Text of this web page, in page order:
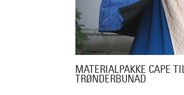
MATERIALPAKKE CAPE TIL
TRØNDERBUNAD